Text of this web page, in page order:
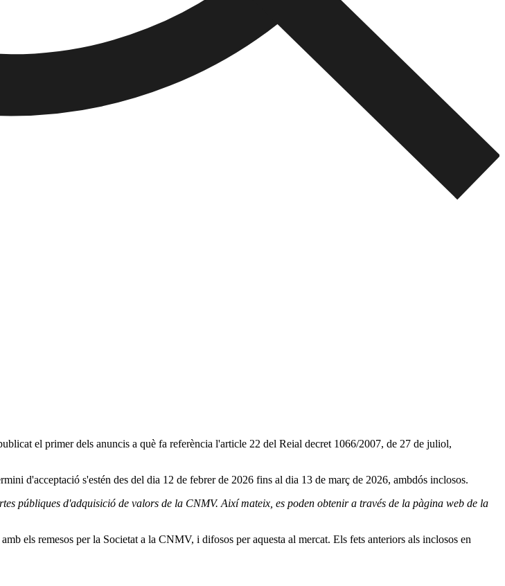
el primer dels anuncis a què fa referència l'article 22 del Reial decret 1066/2007, de 27 de juliol,
d'acceptació s'estén des del dia 12 de febrer de 2026 fins al dia 13 de març de 2026, ambdós inclosos.
públiques d'adquisició de valors de la CNMV. Així mateix, es poden obtenir a través de la pàgina web de la
els remesos per la Societat a la CNMV, i difosos per aquesta al mercat. Els fets anteriors als inclosos en